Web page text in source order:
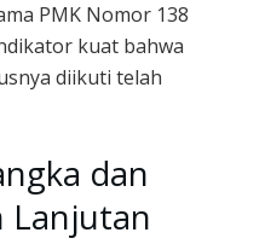
PMK Nomor 138
kuat bahwa
diikuti telah
dan
Lanjutan